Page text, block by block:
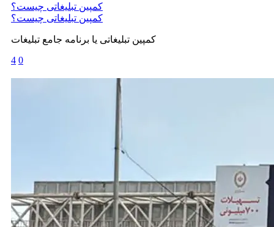
کمپین تبلیغاتی چیست؟
کمپین تبلیغاتی چیست؟
کمپین تبلیغاتی یا برنامه جامع تبلیغات
4 0